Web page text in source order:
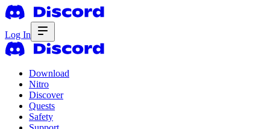
Log In
Download
Nitro
Discover
Quests
Safety